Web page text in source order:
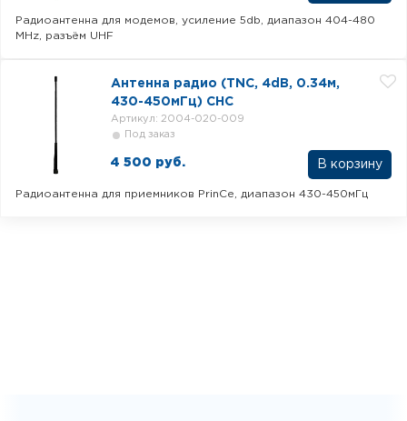
Радиоантенна для модемов, усиление 5db, диапазон 404-480
MHz, разъём UHF
Антенна радио (TNC, 4dB, 0.34м,
430-450мГц) CHC
Под заказ
Артикул: 2004-020-009
4 500 руб. В корзину
Радиоантенна для приемников PrinCe, диапазон 430-450мГц